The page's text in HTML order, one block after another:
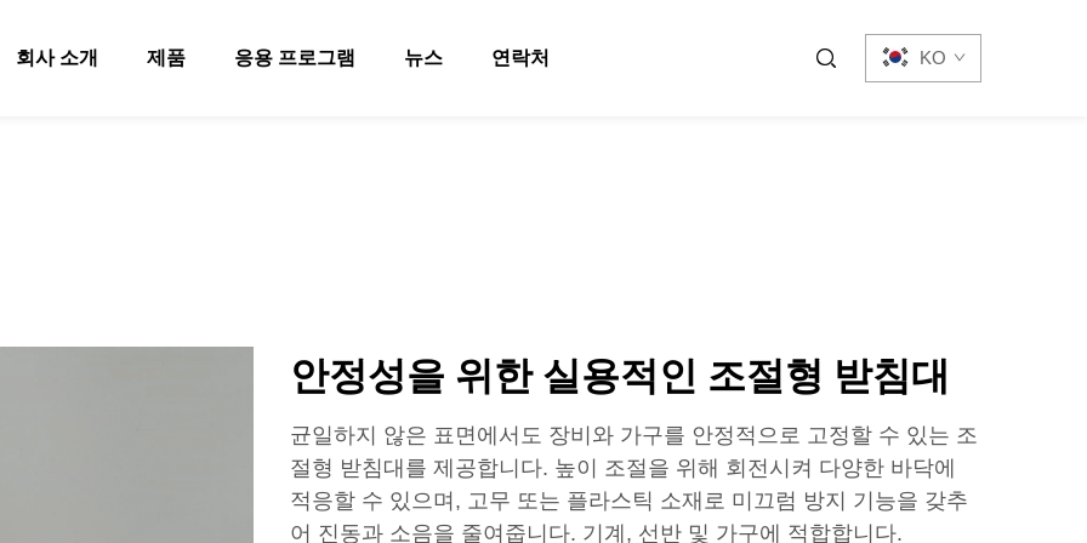
회사 소개 제품 응용 프로그램 뉴스 연락처 KO
안정성을 위한 실용적인 조절형 받침대
균일하지 않은 표면에서도 장비와 가구를 안정적으로 고정할 수 있는 조
절형 받침대를 제공합니다. 높이 조절을 위해 회전시켜 다양한 바닥에
적응할 수 있으며, 고무 또는 플라스틱 소재로 미끄럼 방지 기능을 갖추
어 진동과 소음을 줄여줍니다. 기계, 선반 및 가구에 적합합니다.